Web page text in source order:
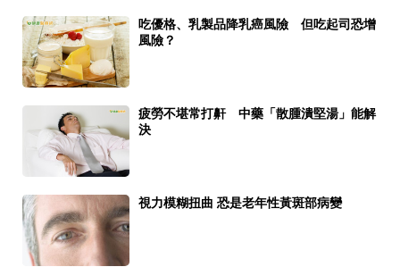
吃優格、乳製品降乳癌風險 但吃起司恐增
風險？
疲勞不堪常打鼾 中藥「散腫潰堅湯」能解
決
視力模糊扭曲 恐是老年性黃斑部病變